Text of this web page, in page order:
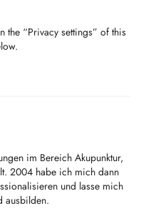
the “Privacy settings” of this
im Bereich Akupunktur,
2004 habe ich mich dann
und lasse mich
ausbilden.